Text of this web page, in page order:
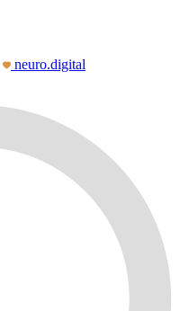
neuro.digital